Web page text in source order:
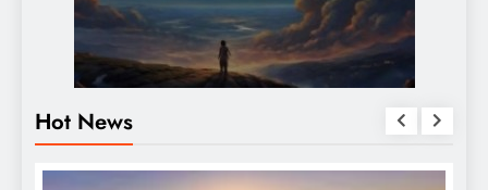
Hot News